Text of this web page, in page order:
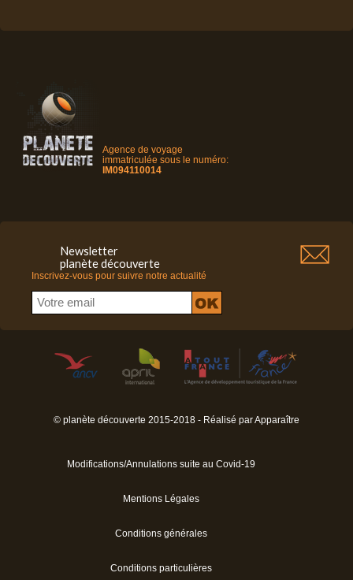
Agence de voyage
immatriculée sous le numéro:
IM094110014
Newsletter
planète découverte
Inscrivez-vous pour suivre notre actualité
© planète découverte 2015-2018 - Réalisé parApparaître
Modifications/Annulations suite au Covid-19
Mentions Légales
Conditions générales
Conditions particulières